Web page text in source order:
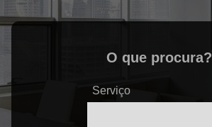
O que procura?
Serviço